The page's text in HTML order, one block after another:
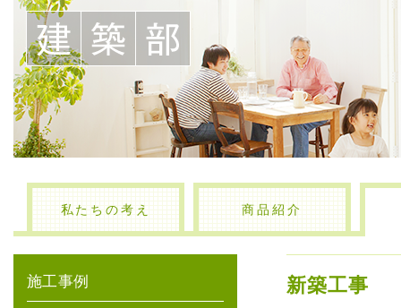
私たちの考え 商品紹介
施工事例 新築工事